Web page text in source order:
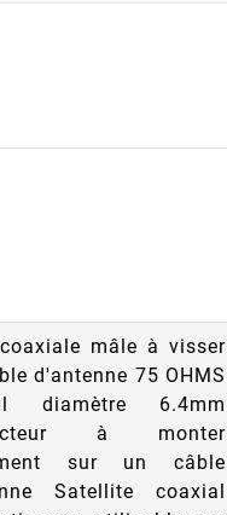
mâle à visser
d'antenne 75 OHMS
diamètre 6.4mm
à monter
sur un câble
Satellite coaxial